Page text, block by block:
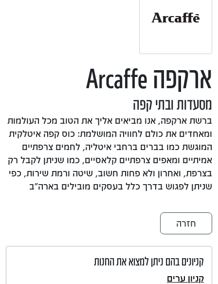
ארקפה Arcaffe
מסעדות ובתי קפה
ברשת ארקפה, אנו מביאים אליך את הטוב מכל העולמות
ומאחדים את כולם לחוויה המושלמת: כוס קפה איטלקית
המוגשת כמו בברים ברחבי איטליה, לחמים צרפתיים
אמיתיים ומאפים צרפתיים קלאסיים, כמו שניתן לקבל רק
בצרפת, ואחרון ולא פחות חשוב, שיטה ורמת שירות, כפי
שניתן לפגוש בדרך כלל בעסקים מובילים בארה"ב
חזרה
קניונים בהם ניתן למצוא את החנות
קניון ערים